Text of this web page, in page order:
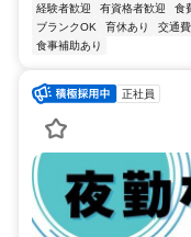
経験者歓迎
有資格者歓迎 食
ブランクOK
育休あり 交通
食事補助あり
正社員